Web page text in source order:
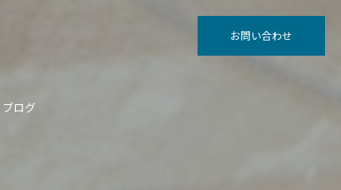
ブログ
お問い合わせ